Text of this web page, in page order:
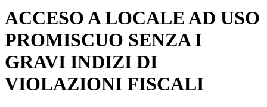
ACCESO A LOCALE AD USO
PROMISCUO SENZA I
GRAVI INDIZI DI
VIOLAZIONI FISCALI